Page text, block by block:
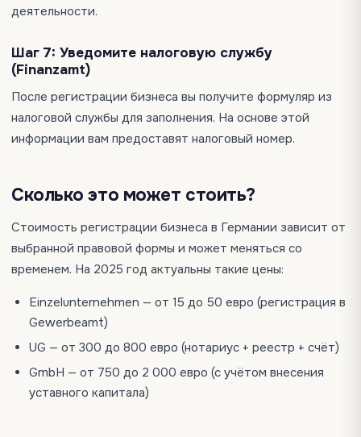
деятельности.
Шаг 7: Уведомите налоговую службу
(Finanzamt)
После регистрации бизнеса вы получите формуляр из
налоговой службы для заполнения. На основе этой
информации вам предоставят налоговый номер.
Сколько это может стоить?
Стоимость регистрации бизнеса в Германии зависит от
выбранной правовой формы и может меняться со
временем. На 2025 год актуальны такие цены:
Einzelunternehmen — от 15 до 50 евро (регистрация в
Gewerbeamt)
UG — от 300 до 800 евро (нотариус + реестр + счёт)
GmbH — от 750 до 2 000 евро (с учётом внесения
уставного капитала)